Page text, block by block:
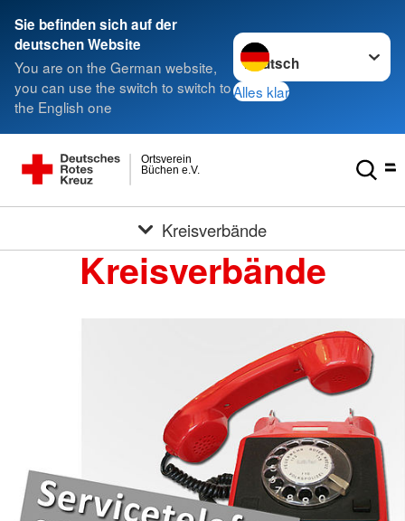
Sie befinden sich auf der
deutschen Website
You are on the German website,
you can use the switch to switch to
the English one
Sprache wechseln zu
Alles klar
Büchen e.V.
Ortsverein
Kreisverbände
Kreisverbände